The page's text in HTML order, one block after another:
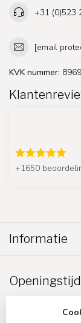
+31 (0)523
[email
KVK nummer:
+1650
Informatie